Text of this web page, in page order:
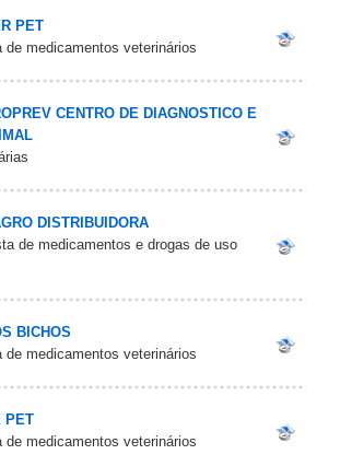
PET
de medicamentos veterinários
CENTRO DE DIAGNOSTICO E
DISTRIBUIDORA
de medicamentos e drogas de uso
BICHOS
de medicamentos veterinários
PET
de medicamentos veterinários